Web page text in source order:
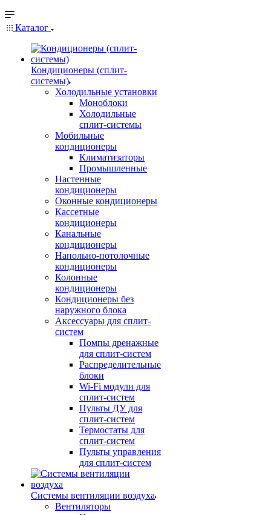
Каталог
Кондиционеры (сплит-
системы)
Холодильные установки
Моноблоки
Холодильные
сплит-системы
Мобильные
кондиционеры
Климатизаторы
Промышленные
Настенные
кондиционеры
Оконные кондиционеры
Кассетные
кондиционеры
Канальные
кондиционеры
Напольно-потолочные
кондиционеры
Колонные
кондиционеры
Кондиционеры без
наружного блока
Аксессуары для сплит-
систем
Помпы дренажные
для сплит-систем
Распределительные
блоки
Wi-Fi модули для
сплит-систем
Пульты ДУ для
сплит-систем
Термостаты для
сплит-систем
Пульты управления
для сплит-систем
Системы вентиляции воздуха
Вентиляторы